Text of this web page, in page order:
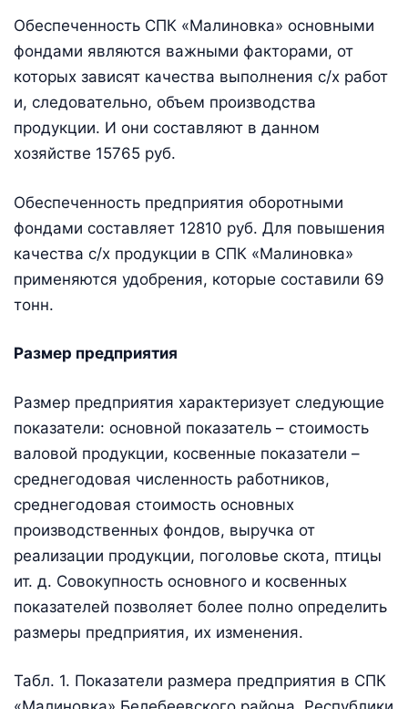
Обеспеченность СПК «Малиновка» основными
фондами являются важными факторами, от
которых зависят качества выполнения с/х работ
и, следовательно, объем производства
продукции. И они составляют в данном
хозяйстве 15765 руб.
Обеспеченность предприятия оборотными
фондами составляет 12810 руб. Для повышения
качества с/х продукции в СПК «Малиновка»
применяются удобрения, которые составили 69
тонн.
Размер предприятия
Размер предприятия характеризует следующие
показатели: основной показатель – стоимость
валовой продукции, косвенные показатели –
среднегодовая численность работников,
среднегодовая стоимость основных
производственных фондов, выручка от
реализации продукции, поголовье скота, птицы
ит. д. Совокупность основного и косвенных
показателей позволяет более полно определить
размеры предприятия, их изменения.
Табл. 1. Показатели размера предприятия в СПК